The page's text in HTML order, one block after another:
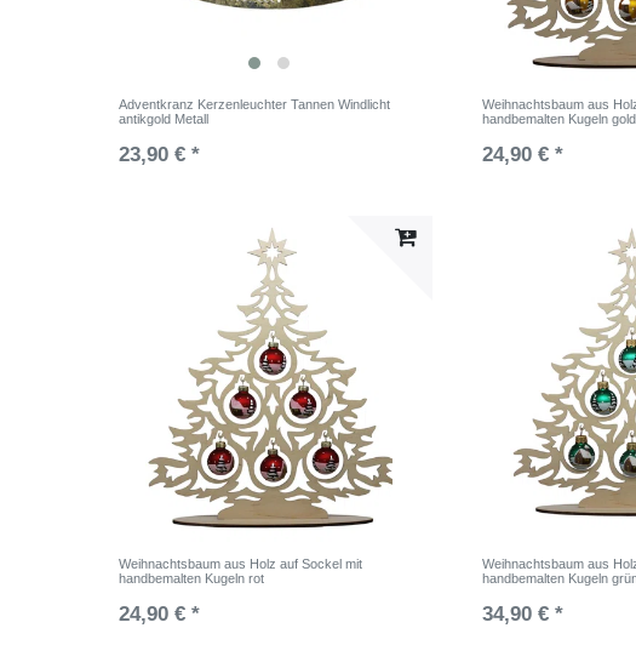
Adventkranz Kerzenleuchter Tannen Windlicht
antikgold Metall
23,90 € *
Weihnachtsbaum aus
handbemalten Kugeln gold
24,90 € *
Weihnachtsbaum aus Holz auf Sockel mit
handbemalten Kugeln rot
24,90 € *
Weihnachtsbaum aus
handbemalten Kugeln
34,90 € *